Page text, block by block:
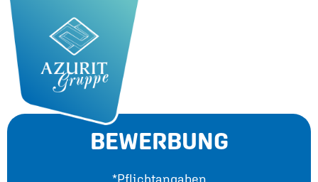
BEWERBUNG
*Pflichtangaben